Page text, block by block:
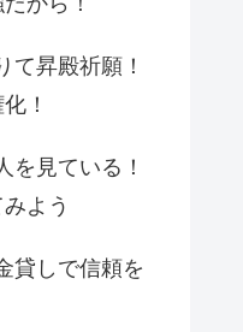
て昇殿祈願！
！
を見ている！
よう
貸しで信頼を